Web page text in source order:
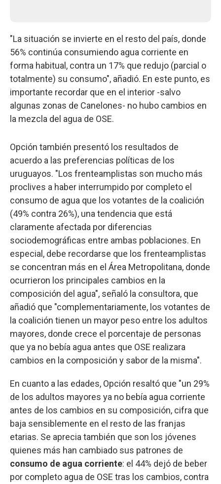
"La situación se invierte en el resto del país, donde
56% continúa consumiendo agua corriente en
forma habitual, contra un 17% que redujo (parcial o
totalmente) su consumo", añadió. En este punto, es
importante recordar que en el interior -salvo
algunas zonas de Canelones- no hubo cambios en
la mezcla del agua de OSE.
Opción también presentó los resultados de
acuerdo a las preferencias políticas de los
uruguayos. "Los frenteamplistas son mucho más
proclives a haber interrumpido por completo el
consumo de agua que los votantes de la coalición
(49% contra 26%), una tendencia que está
claramente afectada por diferencias
sociodemográficas entre ambas poblaciones. En
especial, debe recordarse que los frenteamplistas
se concentran más en el Área Metropolitana, donde
ocurrieron los principales cambios en la
composición del agua", señaló la consultora, que
añadió que "complementariamente, los votantes de
la coalición tienen un mayor peso entre los adultos
mayores, donde crece el porcentaje de personas
que ya no bebía agua antes que OSE realizara
cambios en la composición y sabor de la misma".
En cuanto a las edades, Opción resaltó que "un 29%
de los adultos mayores ya no bebía agua corriente
antes de los cambios en su composición, cifra que
baja sensiblemente en el resto de las franjas
etarias. Se aprecia también que son los jóvenes
quienes más han cambiado sus patrones de
consumo de agua corriente: el 44% dejó de beber
por completo agua de OSE tras los cambios, contra